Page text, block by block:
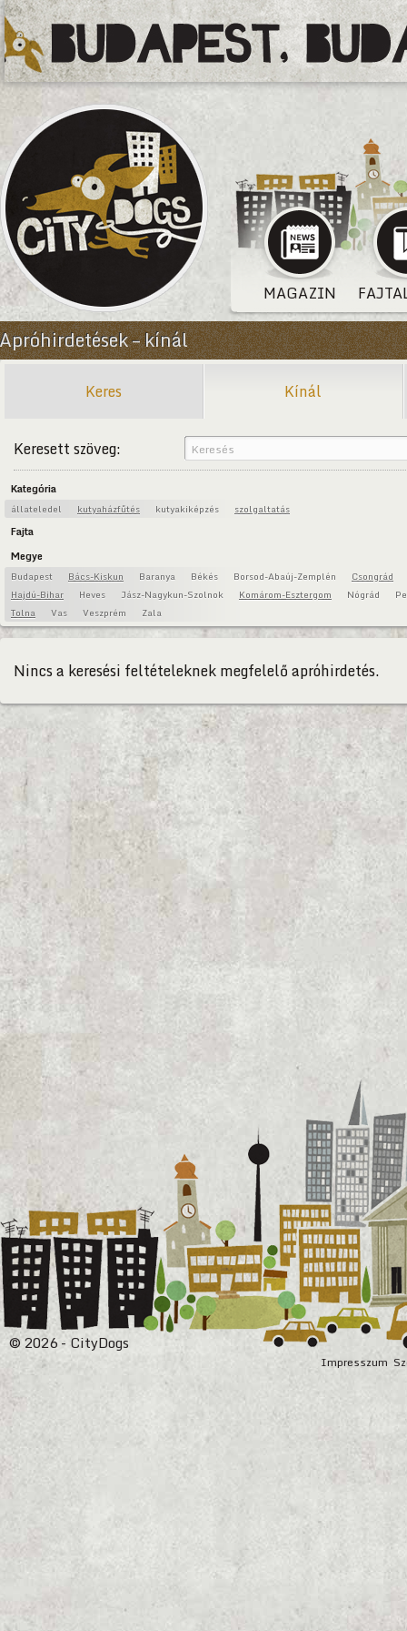
MAGAZIN
Apróhirdetések – kínál
Keres Kínál
Keresett szöveg:
Kategória
állateledel kutyaházfűtés kutyakiképzés szolgaltatás
Fajta
Megye
Budapest Bács-Kiskun Baranya Békés Borsod-Abaúj-Zemplén
Csongrád
Hajdú-Bihar
Heves Jász-Nagykun-Szolnok Komárom-Esztergom Nógrád
Tolna
Vas Veszprém Zala
Nincs a keresési feltételeknek megfelelő apróhirdetés.
Impresszum
© 2026 - CityDogs